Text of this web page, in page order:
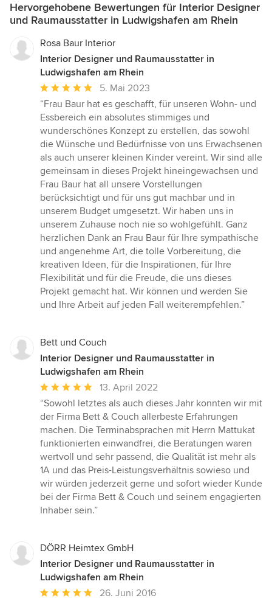
Hervorgehobene Bewertungen für Interior Designer
und Raumausstatter in Ludwigshafen am Rhein
Rosa Baur Interior
Interior Designer und Raumausstatter in
Ludwigshafen am Rhein
Durchschnittliche
Bewertung:
5
von
5
Sternen
5. Mai 2023
“Frau Baur hat es geschafft, für unseren Wohn- und
Essbereich ein absolutes stimmiges und
wunderschönes Konzept zu erstellen, das sowohl
die Wünsche und Bedürfnisse von uns Erwachsenen
als auch unserer kleinen Kinder vereint. Wir sind alle
gemeinsam in dieses Projekt hineingewachsen und
Frau Baur hat all unsere Vorstellungen
berücksichtigt und für uns gut machbar und in
unserem Budget umgesetzt. Wir haben uns in
unserem Zuhause noch nie so wohlgefühlt. Ganz
herzlichen Dank an Frau Baur für Ihre sympathische
und angenehme Art, die tolle Vorbereitung, die
kreativen Ideen, für die Inspirationen, für Ihre
Flexibilität und für die Freude, die uns dieses
Projekt gemacht hat. Wir können und werden Sie
und Ihre Arbeit auf jeden Fall weiterempfehlen.”
Bett und Couch
Interior Designer und Raumausstatter in
Ludwigshafen am Rhein
Durchschnittliche
Bewertung:
5
von
5
Sternen
13. April 2022
“Sowohl letztes als auch dieses Jahr konnten wir mit
der Firma Bett & Couch allerbeste Erfahrungen
machen. Die Terminabsprachen mit Herrn Mattukat
funktionierten einwandfrei, die Beratungen waren
wertvoll und sehr passend, die Qualität ist mehr als
1A und das Preis-Leistungsverhältnis sowieso und
wir würden jederzeit gerne und sofort wieder Kunde
bei der Firma Bett & Couch und seinem engagierten
Inhaber sein.”
DÖRR Heimtex GmbH
Interior Designer und Raumausstatter in
Ludwigshafen am Rhein
Durchschnittliche26. Juni 2016